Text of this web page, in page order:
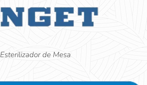
Esterilizador de Mesa